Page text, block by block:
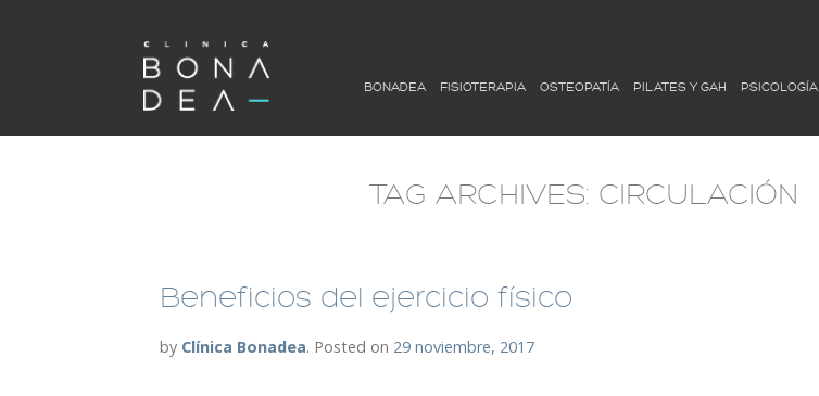
BONADEA FISIOTERAPIA OSTEOPATÍA PILATES Y GAH PSICOLOGÍA
TAG ARCHIVES: CIRCULACIÓN
Beneficios del ejercicio físico
by Clínica Bonadea. Posted on 29 noviembre, 2017